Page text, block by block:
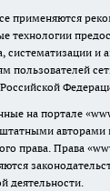
применяются
технологии
и
пользователей
на портале
авторами
права. Права
деятельности.